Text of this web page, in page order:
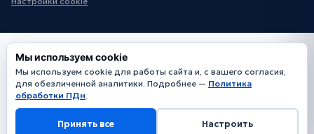
Мы используем cookie
Мы используем cookie для работы сайта и, с вашего согласия,
для обезличенной аналитики. Подробнее — Политика
обработки ПДн.
Принять все Настроить